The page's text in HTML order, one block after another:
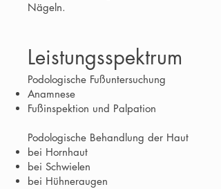
Nägeln.
Leistungsspektrum
Podologische Fußuntersuchung
Anamnese
Fußinspektion und Palpation
Podologische Behandlung der Haut
bei Hornhaut
bei Schwielen
bei Hühneraugen